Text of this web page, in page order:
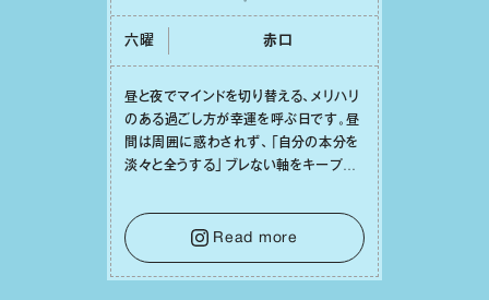
六曜 ⾚⼝
昼と夜でマインドを切り替える、メリハリ
のある過ごし⽅が幸運を呼ぶ⽇です。昼
間は周囲に惑わされず、「⾃分の本分を
淡々と全うする」ブレない軸をキープし
⾔葉に流されないよう、⼼にしっかりブ
レーキをかけること。この意識の切り替
えが、あなたに確かな安⼼感をもたらす
はずです。
Read more